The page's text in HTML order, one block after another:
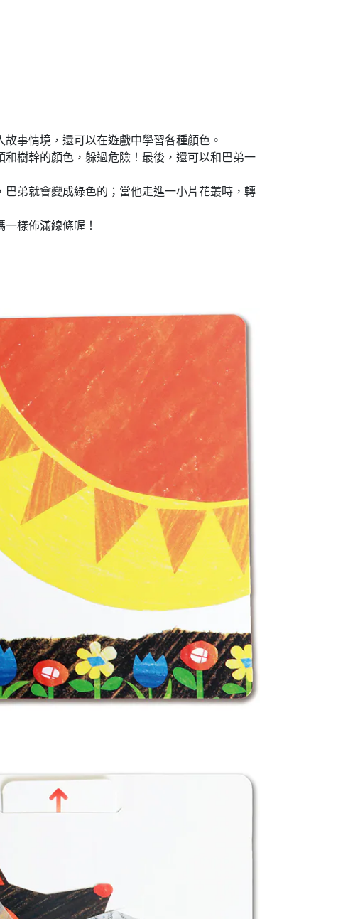
事情境，還可以在遊戲中學習各種顏色。
樹幹的顏色，躲過危險！最後，還可以和巴弟一
弟就會變成綠色的；當他走進一小片花叢時，轉
樣佈滿線條喔！